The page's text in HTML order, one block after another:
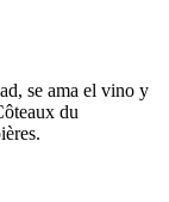
se ama el vino y
du